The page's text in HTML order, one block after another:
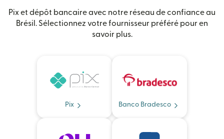
Pix et dépôt bancaire avec notre réseau de confiance au
Brésil. Sélectionnez votre fournisseur préféré pour en
savoir plus.
Pix Banco Bradesco